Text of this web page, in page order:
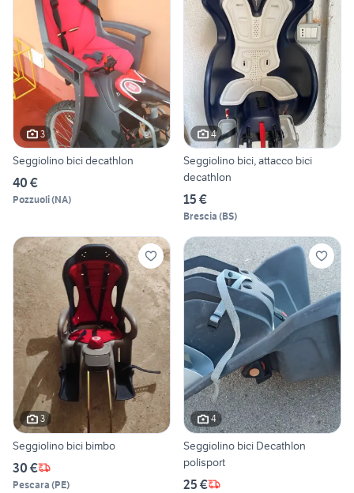
3
Seggiolino bici decathlon
40 €
Pozzuoli(NA)
4
Seggiolino bici, attacco bici
decathlon
15 €
Brescia (BS)
3
Seggiolino bici bimbo
30 €
Pescara (PE)
4
Seggiolino bici Decathlon
polisport
25 €